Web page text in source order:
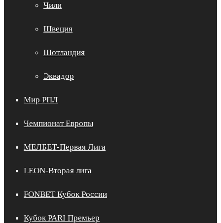
Чили
Швеция
Шотландия
Эквадор
Мир РПЛ
Чемпионат Европы
МЕЛБЕТ-Первая Лига
LEON-Вторая лига
FONBET Кубок России
Кубок PARI Премьер